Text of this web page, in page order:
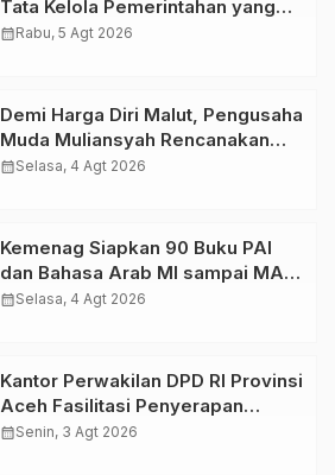
Tata Kelola Pemerintahan yang
Bersih dan Akuntabel
calendar_monthRabu, 5 Agt 2026
Demi Harga Diri Malut, Pengusaha
Muda Muliansyah Rencanakan
“Malut United Versi Moloku Kie
calendar_monthSelasa, 4 Agt 2026
Kemenag Siapkan 90 Buku PAI
dan Bahasa Arab MI sampai MA,
Bisa Unduh di Sini!
calendar_monthSelasa, 4 Agt 2026
Kantor Perwakilan DPD RI Provinsi
Aceh Fasilitasi Penyerapan
Aspirasi Tgk. Ahmada Bersama
calendar_monthSenin, 3 Agt 2026